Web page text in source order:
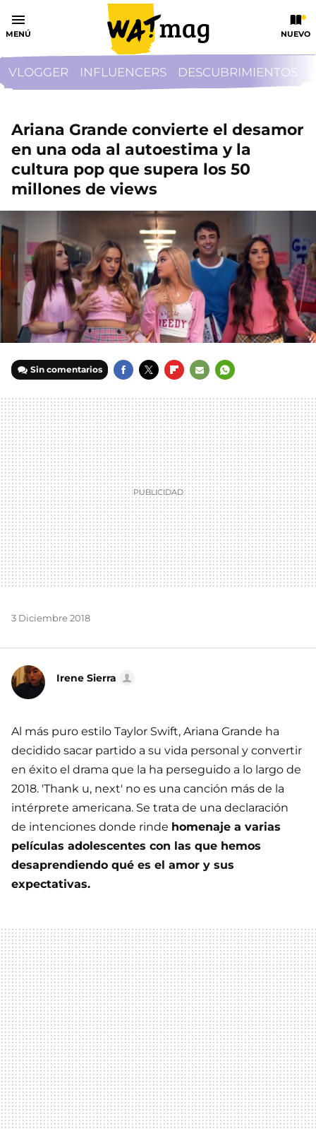
MENÚ NUEVO
VLOGGER INFLUENCERS DESCUBRIMIENTOS
Ariana Grande convierte el desamor
en una oda al autoestima y la
cultura pop que supera los 50
millones de views
Sin comentarios
MAIL
3 Diciembre 2018
Irene Sierra
Al más puro estilo Taylor Swift, Ariana Grande ha
decidido sacar partido a su vida personal y convertir
en éxito el drama que la ha perseguido a lo largo de
2018. 'Thank u, next' no es una canción más de la
intérprete americana. Se trata de una declaración
de intenciones donde rinde homenaje a varias
películas adolescentes con las que hemos
desaprendiendo qué es el amor y sus
expectativas.